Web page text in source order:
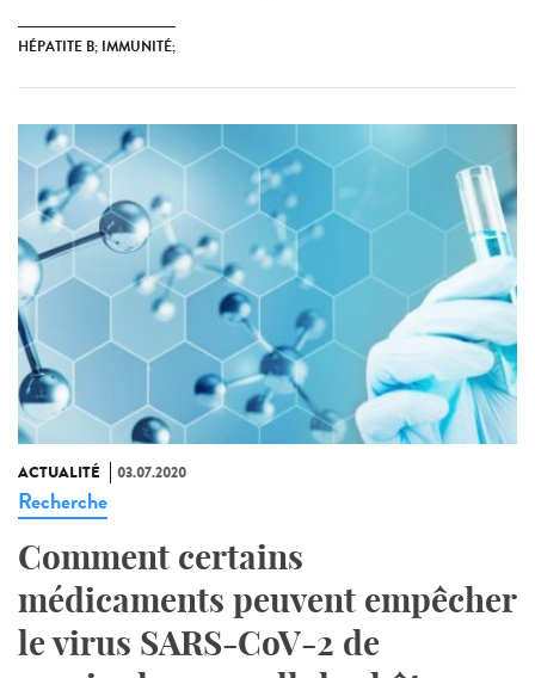
HÉPATITE B; IMMUNITÉ;
ACTUALITÉ 03.07.2020
Recherche
Comment certains
médicaments peuvent empêcher
le virus SARS-CoV-2 de